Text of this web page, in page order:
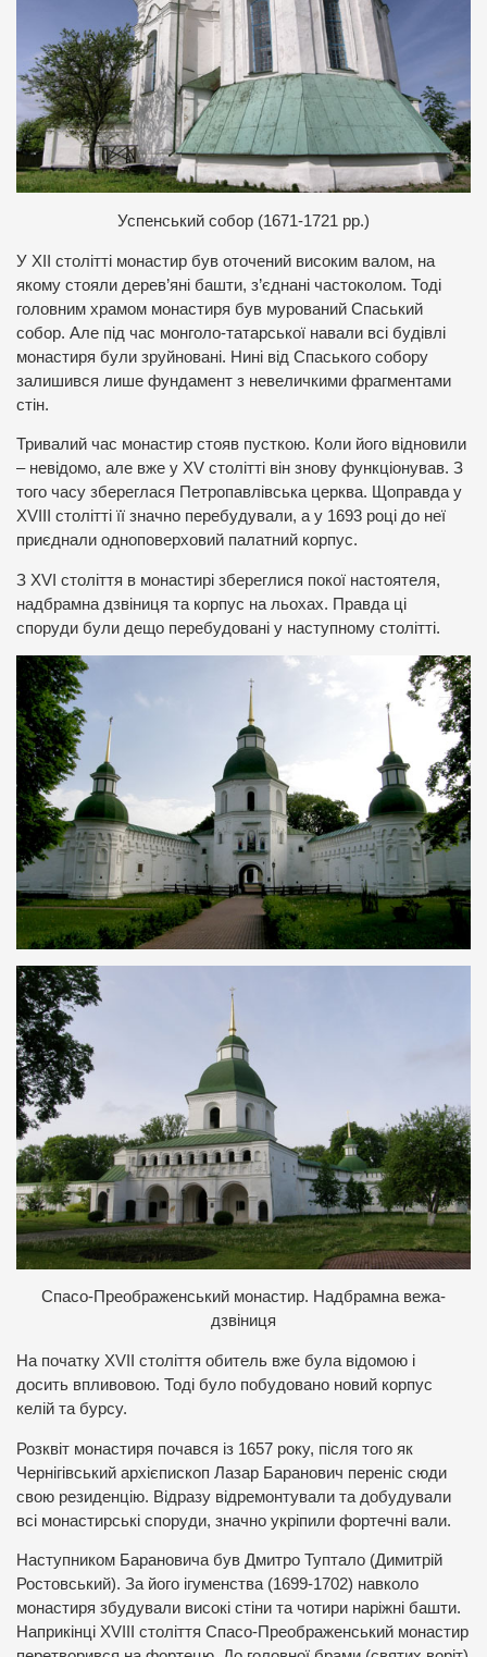
Успенський собор (1671-1721 рр.)
У ХІІ столітті монастир був оточений високим валом, на
якому стояли дерев’яні башти, з’єднані частоколом. Тоді
головним храмом монастиря був мурований Спаський
собор. Але під час монголо-татарської навали всі будівлі
монастиря були зруйновані. Нині від Спаського собору
залишився лише фундамент з невеличкими фрагментами
стін.
Тривалий час монастир стояв пусткою. Коли його відновили
– невідомо, але вже у XV столітті він знову функціонував. З
того часу збереглася Петропавлівська церква. Щоправда у
XVIII столітті її значно перебудували, а у 1693 році до неї
приєднали одноповерховий палатний корпус.
З XVI століття в монастирі збереглися покої настоятеля,
надбрамна дзвіниця та корпус на льохах. Правда ці
споруди були дещо перебудовані у наступному столітті.
Спасо-Преображенський монастир. Надбрамна вежа-
дзвіниця
На початку XVII століття обитель вже була відомою і
досить впливовою. Тоді було побудовано новий корпус
келій та бурсу.
Розквіт монастиря почався із 1657 року, після того як
Чернігівський архієпископ Лазар Баранович переніс сюди
свою резиденцію. Відразу відремонтували та добудували
всі монастирські споруди, значно укріпили фортечні вали.
Наступником Барановича був Дмитро Туптало (Димитрій
Ростовський). За його ігуменства (1699-1702) навколо
монастиря збудували високі стіни та чотири наріжні башти.
Наприкінці XVIII століття Спасо-Преображенський монастир